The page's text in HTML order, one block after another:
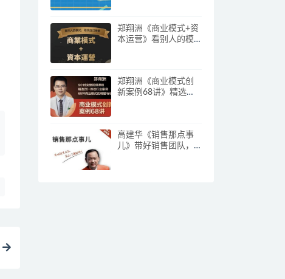
郑翔洲《商业模式+资
本运营》看别人的模
郑翔洲《商业模式创
新案例68讲》精选
高建华《销售那点事
儿》带好销售团队，